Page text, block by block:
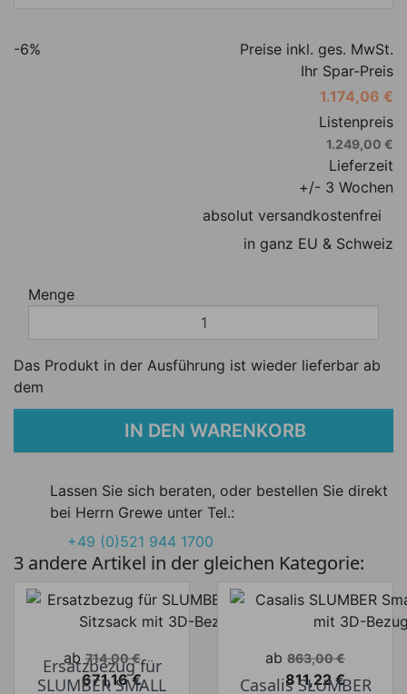
-6%
Preise inkl. ges. MwSt.
Ihr Spar-Preis
1.174,06 €
Listenpreis
1.249,00 €
Lieferzeit
+/- 3 Wochen
absolut versandkostenfrei
in ganz EU & Schweiz
Menge
Das Produkt in der Ausführung ist wieder lieferbar ab
dem
IN DEN WARENKORB
Lassen Sie sich beraten, oder bestellen Sie direkt
bei Herrn Grewe unter Tel.:
+49 (0)521 944 1700
3 andere Artikel in der gleichen Kategorie:
Verkaufspreis
ab 714,00 €
Preis
671,16 €
Ersatzbezug für
SLUMBER SMALL
Verkaufspreis
ab 863,00 €
Preis
811,22 €
Casalis SLUMBER